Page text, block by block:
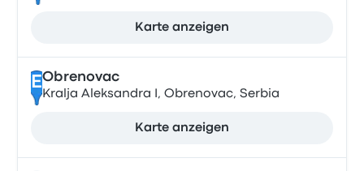
Karte anzeigen
EObrenovac
Kralja Aleksandra I, Obrenovac, Serbia
Karte anzeigen